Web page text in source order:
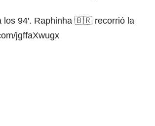
los 94'. Raphinha 🇧🇷 recorrió la
jgffaXwugx